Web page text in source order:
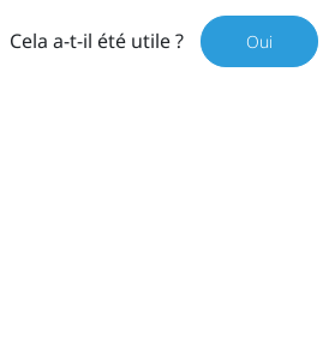
Cela a-t-il été utile ? Oui